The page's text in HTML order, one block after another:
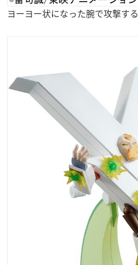
ヨーヨー状になった腕で攻撃する